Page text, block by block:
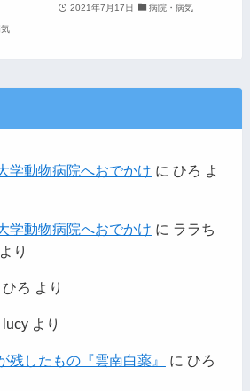
2021年7月17日 病院・病気
学動物病院へおでかけ に ひろ よ
学動物病院へおでかけ に ララち
より
ひろ より
lucyより
残したもの『雲南白薬』 に ひろ